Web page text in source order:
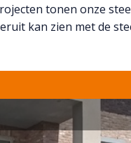
tonen onze
kan zien met de